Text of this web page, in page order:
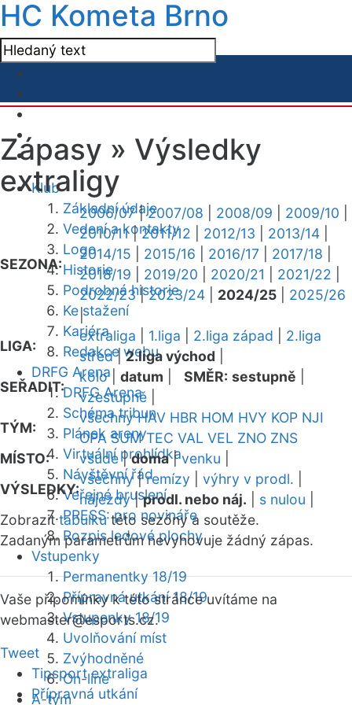
HC Kometa Brno
Klub
Základní údaje
Vedení a kontakty
Logo
Historie
Podrobná historie
Ke stažení
Kariéra
Redakce webu
DRFG Arena
DRFG Arena
Schéma tribun
Plánek areny
Virtuální prohlídka
Návštěvní řád
Veřejné bruslení
PRESS: pro novináře
Rozpis ledové plochy
Vstupenky
Permanentky 18/19
Přípravná utkání 18/19
Vstupenky 18/19
Uvolňování míst
Zvýhodněné
On-line
A-tým
Zápasy » Výsledky
extraligy
SEZONA:
2006/07|2007/08 2008/09 2009/10
2010/11|2011/12 2012/13 2013/14
2014/15
2015/16 2016/17 2017/18
2018/19
2019/20 2020/21 2021/22
2022/23|2023/24 2024/25
2025/26
|
LIGA:
extraliga 1.liga 2.liga západ
2.liga
střed|2.liga východ
SEŘADIT:
kolo| datum SMĚR: sestupně
vzestupně
TÝM:
všechny HAV HBR HOM HVY KOP NJI
OPA SUM TEC VAL VEL ZNO ZNS
MÍSTO:
všude|doma|venku
VÝSLEDKY:
všechny|remízy výhry v prodl.
nájezdy|prodl. nebo náj. s nulou
Zobrazittabulkutéto sezóny a soutěže.
Zadaným parametrům nevyhovuje žádný zápas.
Vaše připomínky k této stránce uvítáme na
webmaster@esports.cz.
Tweet
Tipsport extraliga
Přípravná utkání